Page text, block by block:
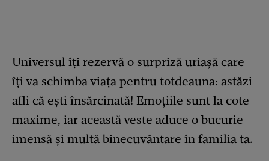
Universul îți rezervă o surpriză uriașă care
îți va schimba viața pentru totdeauna: astăzi
afli că ești însărcinată! Emoțiile sunt la cote
maxime, iar această veste aduce o bucurie
imensă și multă binecuvântare în familia ta.